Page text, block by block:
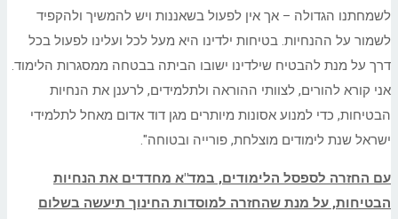
לשמחתנו הגדולה – אך אין לפעול בשאננות ויש להמשיך ולהקפיד
לשמור על ההנחיות. בטיחות ילדינו היא מעל לכל ועלינו לפעול בכל
דרך על מנת להבטיח שילדינו ישובו הביתה בבטחה ממסגרות הלימוד.
אני קורא להורים, לצוותי ההוראה ולתלמידים, לרענן את הנחיות
הבטיחות, כדי למנוע אסונות מיותרים מגן דוד אדום מאחל לתלמידי
ישראל שנת לימודים מוצלחת, פורייה ובטוחה".
עם החזרה לספסל הלימודים, במד"א מחדדים את הנחיות
הבטיחות, על מנת שהחזרה למוסדות החינוך תיעשה בשלום